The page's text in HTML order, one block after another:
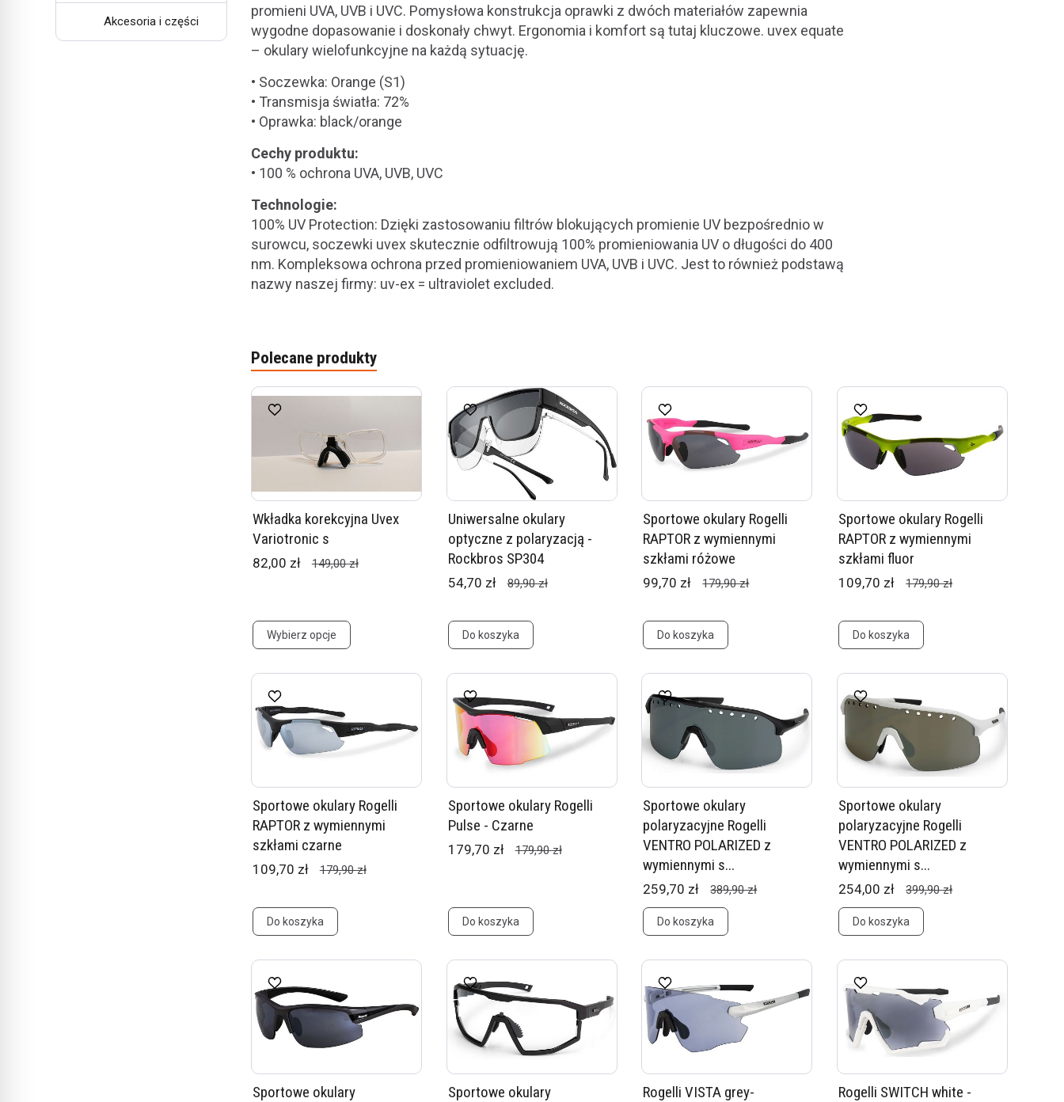
promieni UVA, UVB i UVC. Pomysłowa konstrukcja oprawki z dwóch materiałów zapewnia
wygodne dopasowanie i doskonały chwyt. Ergonomia i komfort są tutaj kluczowe. uvex equate
– okulary wielofunkcyjne na każdą sytuację.
• Soczewka: Orange (S1)
• Transmisja światła: 72%
• Oprawka: black/orange
Cechy produktu:
• 100 % ochrona UVA, UVB, UVC
Technologie:
100% UV Protection: Dzięki zastosowaniu filtrów blokujących promienie UV bezpośrednio w
surowcu, soczewki uvex skutecznie odfiltrowują 100% promieniowania UV o długości do 400
nm. Kompleksowa ochrona przed promieniowaniem UVA, UVB i UVC. Jest to również podstawą
nazwy naszej firmy: uv-ex = ultraviolet excluded.
Polecane produkty
Wkładka korekcyjna Uvex
Variotronic s
82,00 zł 149,00 zł
Wybierz opcje
Uniwersalne okulary
optyczne z polaryzacją -
Rockbros SP304
54,70 zł 89,90 zł
Do koszyka
Sportowe okulary Rogelli
RAPTOR z wymiennymi
szkłami różowe
99,70 zł 179,90 zł
Do koszyka
Sportowe okulary Rogelli
RAPTOR z wymiennymi
szkłami fluor
109,70 zł 179,90 zł
Do koszyka
Sportowe okulary Rogelli
RAPTOR z wymiennymi
szkłami czarne
109,70 zł 179,90 zł
Do koszyka
Sportowe okulary Rogelli
Pulse - Czarne
179,70 zł 179,90 zł
Do koszyka
Sportowe okulary
polaryzacyjne Rogelli
VENTRO POLARIZED z
wymiennymi s...
259,70 zł 389,90 zł
Do koszyka
Sportowe okulary
polaryzacyjne Rogelli
VENTRO POLARIZED z
wymiennymi s...
254,00 zł 399,90 zł
Do koszyka
Sportowe okulary
Sportowe okulary
Rogelli VISTA grey-
Rogelli SWITCH white -
Akcesoria i części